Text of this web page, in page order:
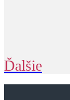
Ďalšie